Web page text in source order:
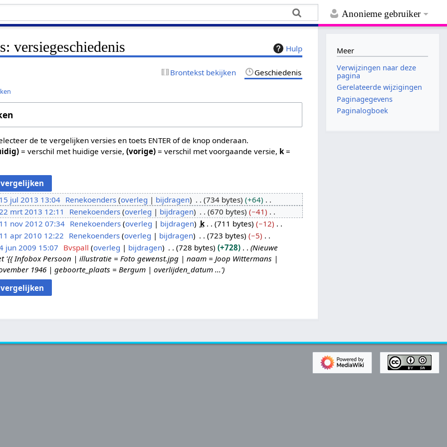
Anonieme gebruiker
Hulp
versiegeschiedenis
Brontekst bekijken Geschiedenis
de te vergelijken versies en toets ENTER of de knop onderaan.
= verschil met huidige versie,(vorige) = verschil met voorgaande versie, k =
jul 2013 13:04 Renekoenders overleg bijdragen 734 bytes
+64
mrt 2013 12:11
Renekoenders overleg bijdragen 670 bytes
−41
nov 2012 07:34 Renekoenders overleg bijdragen k 711 bytes
−12
apr 2010 12:22 Renekoenders overleg bijdragen 723 bytes
−5
jun 2009 15:07 Bvspall overleg bijdragen 728 bytes +728
Nieuwe
'{{ Infobox Persoon | illustratie = Foto gewenst.jpg | naam = Joop Wittermans |
1946 | geboorte_plaats = Bergum | overlijden_datum ...'
Meer
Verwijzingen naar deze
pagina
Gerelateerde wijzigingen
Paginagegevens
Paginalogboek